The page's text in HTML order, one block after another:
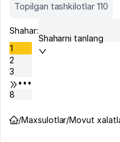
Topilgan tashkilotlar 110
Shahar:
Shaharni tanlang
1
2
3
•••
8
/Maxsulotlar/Movut